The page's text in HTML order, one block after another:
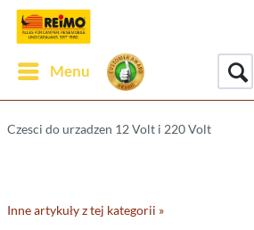
Menu
Czesci do urzadzen 12 Volt i 220 Volt
Inne artykuły z tej kategorii »